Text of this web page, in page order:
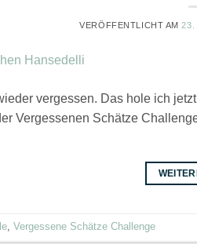
VERÖFFENTLICHT AM23.
vergessen. Das hole ich
Vergessenen Schätze
,Vergessene Schätze Challenge